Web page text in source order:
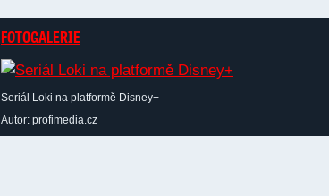
FOTOGALERIE
Seriál Loki na platformě Disney+
Autor: profimedia.cz